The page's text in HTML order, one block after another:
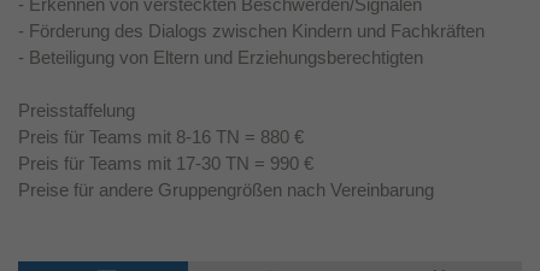
- Erkennen von versteckten Beschwerden/Signalen
- Förderung des Dialogs zwischen Kindern und Fachkräften
- Beteiligung von Eltern und Erziehungsberechtigten
Preisstaffelung
Preis für Teams mit 8-16 TN = 880 €
Preis für Teams mit 17-30 TN = 990 €
Preise für andere Gruppengrößen nach Vereinbarung